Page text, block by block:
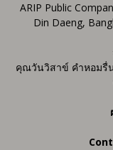
ARIP Public
Din Daeng,
คุณวันวิสาข์ คำหอมรื่